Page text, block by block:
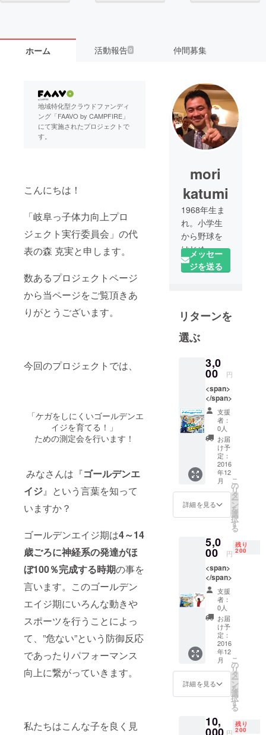
ホーム 活動報告9 仲間募集
地域特化型クラウドファンディ
ング「FAAVO by CAMPFIRE」
にて実施されたプロジェクトで
す。
こんにちは！
「岐阜っ子体力向上プロ
ジェクト実行委員会」の代
表の森 克実と申します。
数あるプロジェクトページ
から当ページをご覧頂きあ
りがとうございます。
今回のプロジェクトでは、
「ケガをしにくいゴールデンエ
イジを育てる！」
ための測定会を行います！
みなさんは『ゴールデンエ
イジ』という言葉を知って
いますか？
ゴールデンエイジ期は4～14
歳ごろに神経系の発達がほ
ぼ100％完成する時期の事を
言います。このゴールデン
エイジ期にいろんな動きや
スポーツを行うことによっ
て、”危ない”という防御反応
であったりパフォーマンス
向上に繋がっていきます。
私たちはこんな子を良く見
mori
katumi
1968年生ま
れ。小学生
から野球を
はじめ、高
校時代は甲
子園出場を
に進学し社
経て現役を
後、「あん
摩マッサー
ジ師・柔道
整復師」の
国家資格を
取得し、現
プロ野球選
手である、
荒波選手、
岩崎選手、
手、菅野選
手等が大学
在学中に自
踏まえ、身
体のメンテ
ナンスを行
う。自ら
「反動論」
を提唱し野
球にとどま
らず幅広い
層に動きを
プロアス
リートの身
メッセー
ジを送る
リターンを
選ぶ
3,0
00 円
<span>
</span>
支援
者：
0人
お届
け予
定：
2016
年12
月
詳細を見る
こ
の
リ
タ
ー
ン
を
選
択
す
る
5,0
00 円
残り
200
<span>
</span>
支援
者：
0人
お届
け予
定：
2016
年12
月
詳細を見る
こ
の
リ
タ
ー
ン
を
選
択
す
る
10,
000 円
残り
200